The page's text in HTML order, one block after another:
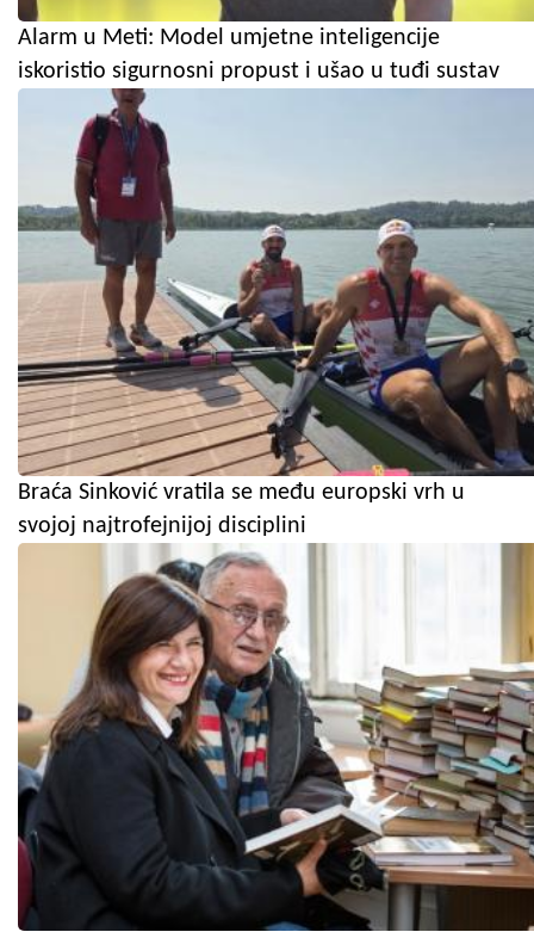
Alarm u Meti: Model umjetne inteligencije
iskoristio sigurnosni propust i ušao u tuđi sustav
Braća Sinković vratila se među europski vrh u
svojoj najtrofejnijoj disciplini